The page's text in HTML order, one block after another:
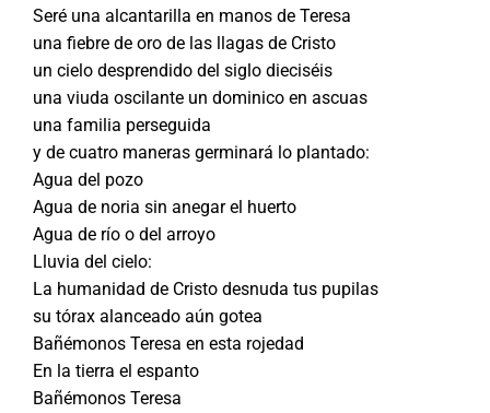
Seré una alcantarilla en manos de Teresa
una fiebre de oro de las llagas de Cristo
un cielo desprendido del siglo dieciséis
una viuda oscilante un dominico en ascuas
una familia perseguida
y de cuatro maneras germinará lo plantado:
Agua del pozo
Agua de noria sin anegar el huerto
Agua de río o del arroyo
Lluvia del cielo:
La humanidad de Cristo desnuda tus pupilas
su tórax alanceado aún gotea
Bañémonos Teresa en esta rojedad
En la tierra el espanto
Bañémonos Teresa